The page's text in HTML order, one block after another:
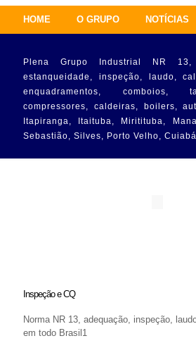
HOME O GRUPO NOTÍCIAS
Plena Grupo Industrial NR 13,
estanqueidade, inspeção, laudo,
enquadramentos, comboios,
compressores, caldeiras, boilers,
Itapiranga, Itaituba, Miritituba,
Sebastião, Silves, Porto Velho, Cuiabá
Inspeção e CQ
Norma NR 13, adequação, inspeção,
em todo Brasil1